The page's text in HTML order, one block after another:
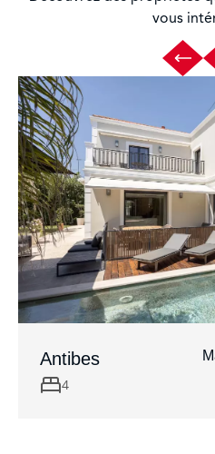
vous
Antibes
4